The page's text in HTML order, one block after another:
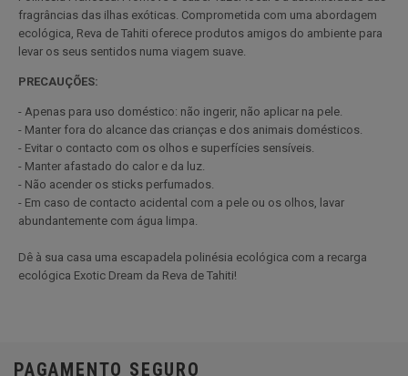
fragrâncias das ilhas exóticas. Comprometida com uma abordagem
ecológica, Reva de Tahiti oferece produtos amigos do ambiente para
levar os seus sentidos numa viagem suave.
PRECAUÇÕES:
- Apenas para uso doméstico: não ingerir, não aplicar na pele.
- Manter fora do alcance das crianças e dos animais domésticos.
- Evitar o contacto com os olhos e superfícies sensíveis.
- Manter afastado do calor e da luz.
- Não acender os sticks perfumados.
- Em caso de contacto acidental com a pele ou os olhos, lavar
abundantemente com água limpa.
Dê à sua casa uma escapadela polinésia ecológica com a recarga
ecológica Exotic Dream da Reva de Tahiti!
PAGAMENTO SEGURO